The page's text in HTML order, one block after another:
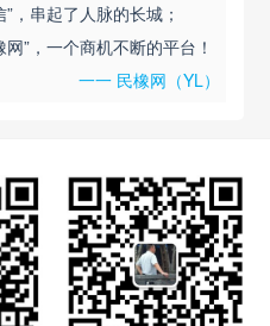
，串起了人脉的长城；
”，一个商机不断的平台！
一一 民橡网（YL）